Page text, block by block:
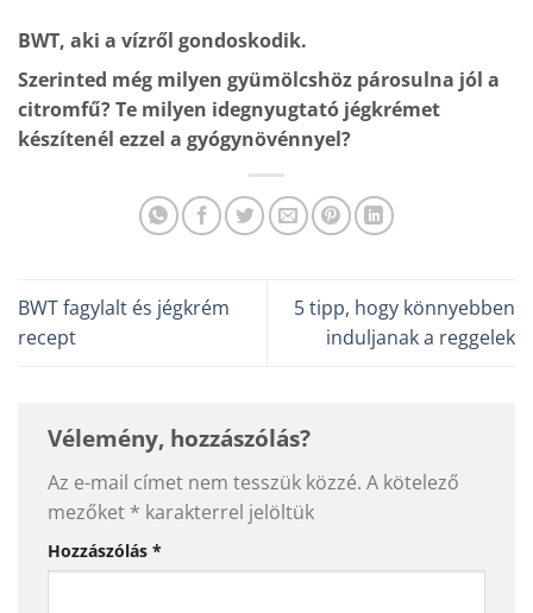
BWT, aki a vízről gondoskodik.
Szerinted még milyen gyümölcshöz párosulna jól a
citromfű? Te milyen idegnyugtató jégkrémet
készítenél ezzel a gyógynövénnyel?
BWT fagylalt és jégkrém
recept
5 tipp, hogy könnyebben
induljanak a reggelek
Vélemény, hozzászólás?
Az e-mail címet nem tesszük közzé. A kötelező
mezőket * karakterrel jelöltük
Hozzászólás *